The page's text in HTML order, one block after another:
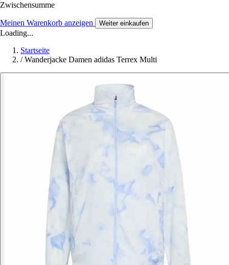
Zwischensumme
Meinen Warenkorb anzeigen Weiter einkaufen
Loading...
Startseite
/ Wanderjacke Damen adidas Terrex Multi